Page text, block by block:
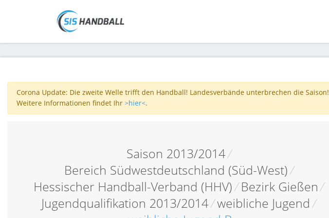
Corona Update: Die zweite Welle trifft den Handball! Landesverbände unterbrechen die Saison!
Weitere Informationen findet Ihr >hier<.
Saison 2013/2014/
Bereich Südwestdeutschland (Süd-West)/
Hessischer Handball-Verband (HHV)/ Bezirk Gießen/
Jugendqualifikation 2013/2014/weibliche Jugend /